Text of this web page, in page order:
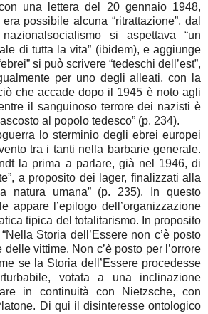
una lettera del 20 gennaio 1948,
possibile alcuna “ritrattazione”, dal
si aspettava “un
di tutta la vita” (ibidem), e aggiunge
si può scrivere “tedeschi dell’est”,
per uno degli alleati, con la
che accade dopo il 1945 è noto agli
il sanguinoso terrore dei nazisti è
al popolo tedesco” (p. 234).
lo sterminio degli ebrei europei
tra i tanti nella barbarie generale.
la prima a parlare, già nel 1946, di
a proposito dei lager, finalizzati alla
natura umana” (p. 235). In questo
appare l’epilogo dell’organizzazione
tipica del totalitarismo. In proposito
Storia dell’Essere non c’è posto
vittime. Non c’è posto per l’orrore
se la Storia dell’Essere procedesse
votata a una inclinazione
in continuità con Nietzsche, con
Di qui il disinteresse ontologico